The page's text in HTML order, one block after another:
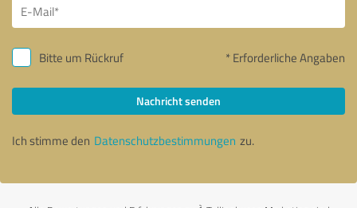
Bitte um Rückruf * Erforderliche Angaben
Nachricht senden
Ich stimme den Datenschutzbestimmungen zu.